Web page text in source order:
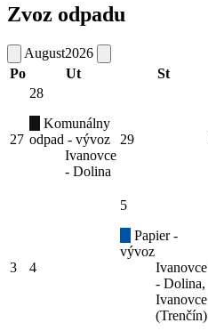
Zvoz odpadu
August2026
Po
Ut St
27
28
Komunálny
odpad - vývoz
Ivanovce
- Dolina
29
3 4
5
Papier -
vývoz
Ivanovce
- Dolina,
Ivanovce
(Trenčín)